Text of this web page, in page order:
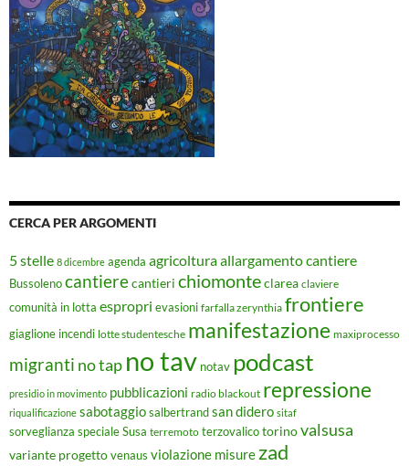
CERCA PER ARGOMENTI
5 stelle 8 dicembre agenda agricolturaallargamento cantiere
Bussolenocantierecantieri chiomonteclarea claviere
comunità in lotta espropri evasioni farfalla zerynthia frontiere
giaglione incendi lotte studentesche manifestazione maxiprocesso
migranti no tap no tav notav podcast
presidio in movimento pubblicazioni radio blackout repressione
riqualificazione sabotaggiosalbertrandsan didero sitaf
sorveglianza speciale Susa terremoto terzovalico torinovalsusa
variante progettovenaus violazione misure zad